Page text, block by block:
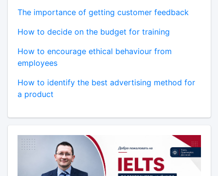
The importance of getting customer feedback
How to decide on the budget for training
How to encourage ethical behaviour from
employees
How to identify the best advertising method for
a product